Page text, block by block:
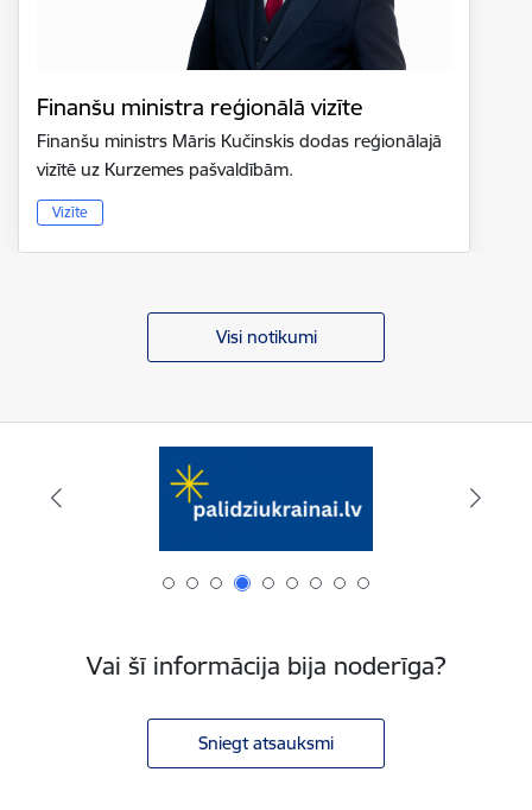
Finanšu ministra reģionālā vizīte
Finanšu ministrs Māris Kučinskis dodas reģionālajā
vizītē uz Kurzemes pašvaldībām.
Vizīte
Visi notikumi
Vai šī informācija bija noderīga?
Sniegt atsauksmi